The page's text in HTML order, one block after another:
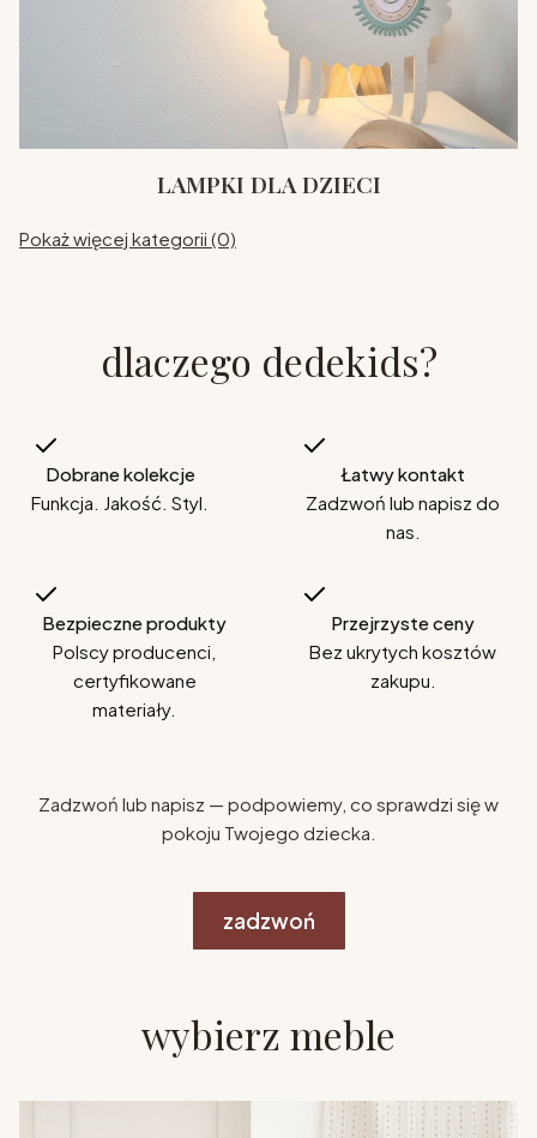
LAMPKI DLA DZIECI
Pokaż więcej kategorii (0)
dlaczego dedekids?
Dobrane kolekcje
Funkcja. Jakość. Styl.
Łatwy kontakt
Zadzwoń lub napisz do
nas.
Bezpieczne produkty
Polscy producenci,
certyfikowane
materiały.
Przejrzyste ceny
Bez ukrytych kosztów
zakupu.
Zadzwoń lub napisz — podpowiemy, co sprawdzi się w
pokoju Twojego dziecka.
zadzwoń
wybierz meble